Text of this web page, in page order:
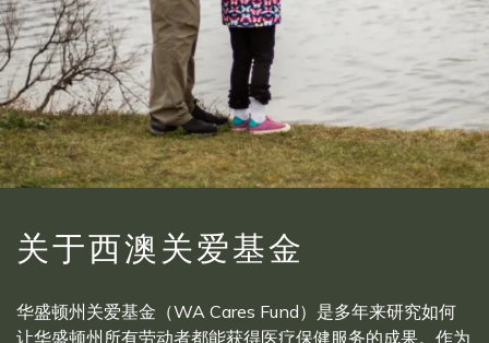
关于西澳关爱基金
华盛顿州关爱基金（WA Cares Fund）是多年来研究如何
让华盛顿州所有劳动者都能获得医疗保健服务的成果。作为